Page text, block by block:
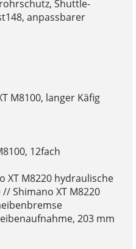
Shuttle-
anpassbarer
M8100, langer Käfig
12fach
XT M8220 hydraulische
Shimano XT M8220
203 mm